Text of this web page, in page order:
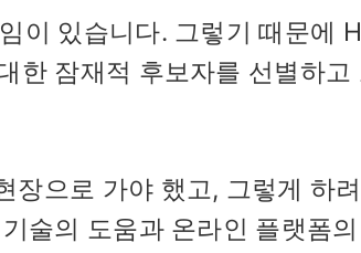
이 있습니다. 그렇기 때문에
한 잠재적 후보자를 선별하고
장으로 가야 했고, 그렇게 하
술의 도움과 온라인 플랫폼